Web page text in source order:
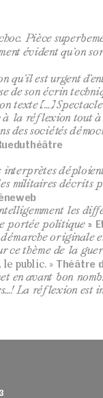
Pièce
évident qu’on
qu’il est urgent
son écrin
texte (…)
la réflexion tout
des sociétés
interprètes
militaires décrits
les
portée politique »
originale
ce thème de la
le public. » Théâtre
en avant bon
La réflexion est